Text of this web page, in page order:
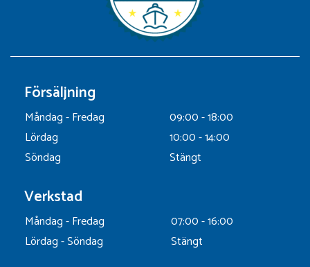
Försäljning
Måndag - Fredag
09:00 - 18:00
Lördag
10:00 - 14:00
Söndag
Stängt
Verkstad
Måndag - Fredag
07:00 - 16:00
Lördag - Söndag
Stängt